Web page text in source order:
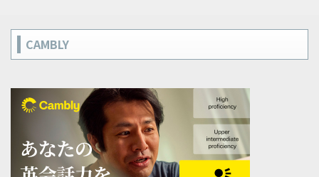
CAMBLY